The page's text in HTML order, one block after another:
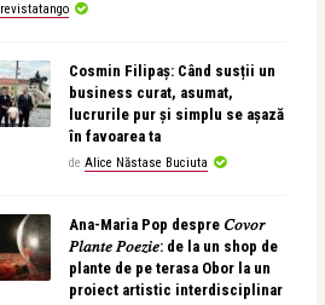
revistatango
Cosmin Filipaș: Când susții un
business curat, asumat,
lucrurile pur și simplu se așază
în favoarea ta
de Alice Năstase Buciuta
Ana-Maria Pop despre 𝐶𝑜𝑣𝑜𝑟
𝑃𝑙𝑎𝑛𝑡𝑒 𝑃𝑜𝑒𝑧𝑖𝑒: de la un shop de
plante de pe terasa Obor la un
proiect artistic interdisciplinar